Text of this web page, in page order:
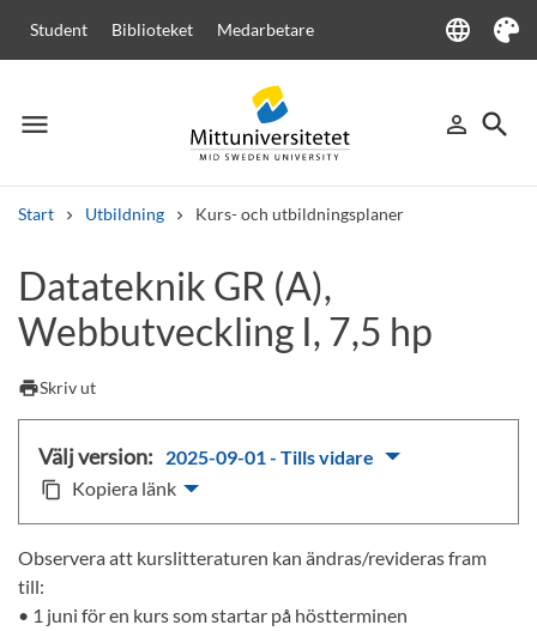
Student Biblioteket Medarbetare language
Language
Tema
menu
Meny person_outline
Logga in
search
Sök
Start Utbildning Kurs- och utbildningsplaner
Andra söktjänster
Kurser och programKursplaner VälkomstbrevPersonal
Datateknik GR (A),
Webbutveckling I, 7,5 hp
printSkriv ut
Välj version: 2025-09-01 - Tills vidare
content_copy Kopiera länk
Observera att kurslitteraturen kan ändras/revideras fram
till:
• 1 juni för en kurs som startar på höstterminen